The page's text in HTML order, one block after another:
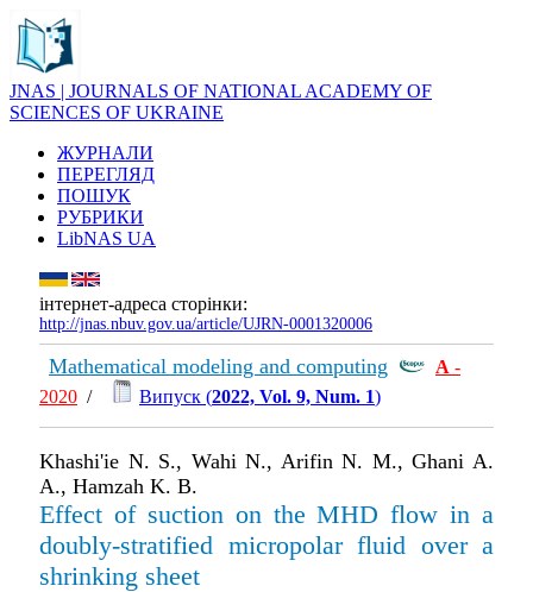
JNAS | JOURNALS OF NATIONAL ACADEMY OF
SCIENCES OF UKRAINE
ЖУРНАЛИ
ПЕРЕГЛЯД
ПОШУК
РУБРИКИ
LibNAS UA
інтернет-адреса сторінки:
http://jnas.nbuv.gov.ua/article/UJRN-0001320006
Mathematical modeling and computing А -
2020 / Випуск (2022, Vol. 9, Num. 1)
Khashi'ie N. S., Wahi N., Arifin N. M., Ghani A.
A., Hamzah K. B.
Effect of suction on the MHD flow in a
doubly-stratified micropolar fluid over a
shrinking sheet